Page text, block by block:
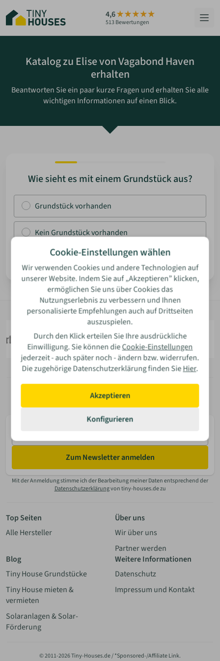
Hauptinhalt
springen
4,6
513 Bewertungen
HÄUSER
GRUNDSTÜCKE
RATGEBER
ZUM HAUS-FINDER
MERKLISTE
Katalog zu Elise von Vagabond Haven
erhalten
Beantworten Sie ein paar kurze Fragen und erhalten Sie alle
wichtigen Informationen auf einen Blick.
Wie sieht es mit einem Grundstück aus?
Grundstück vorhanden
Kein Grundstück vorhanden
Cookie-Einstellungen wählen
Wir verwenden Cookies und andere Technologien auf
unserer Website. Indem Sie auf „Akzeptieren” klicken,
ermöglichen Sie uns über Cookies das
Nutzungserlebnis zu verbessern und Ihnen
personalisierte Empfehlungen auch auf Drittseiten
auszuspielen.
Durch den Klick erteilen Sie Ihre ausdrückliche
Einwilligung. Sie können dieCookie-Einstellungen
jederzeit - auch später noch - ändern bzw. widerrufen.
Die zugehörige Datenschutzerklärung finden SieHier.
Akzeptieren
Konfigurieren
Mail
Zum Newsletter anmelden
Mit der Anmeldung stimme ich der Bearbeitung meiner Daten entsprechend der
Datenschutzerklärungvon tiny-houses.de zu
Top Seiten
Alle Hersteller
Über uns
Wir über uns
Partner werden
Blog
Tiny House Grundstücke
Tiny House mieten &
vermieten
Solaranlagen & Solar-
Förderung
Weitere Informationen
Datenschutz
Impressum und Kontakt
© 2011-2026 Tiny-Houses.de / *Sponsored-/Affiliate Link.